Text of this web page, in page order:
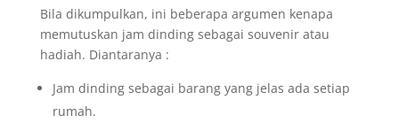
Bila dikumpulkan, ini beberapa argumen kenapa
memutuskan jam dinding sebagai souvenir atau
hadiah. Diantaranya :
Jam dinding sebagai barang yang jelas ada setiap
rumah.